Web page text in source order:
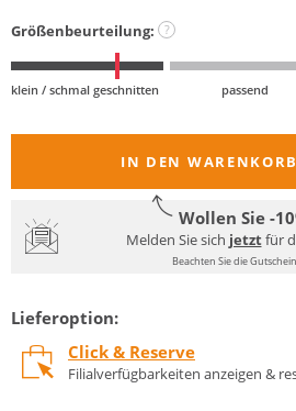
Größenbeurteilung: ?
klein / schmal geschnitten passend
IN DEN WARENKORB
Wollen Sie -
Melden Sie sich jetztfür
Beachten Sie die
Lieferoption:
Click & Reserve
Filialverfügbarkeiten anzeigen &